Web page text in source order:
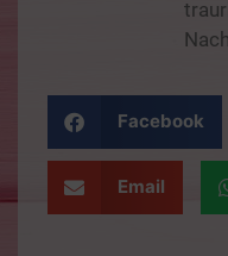
Facebook
Email